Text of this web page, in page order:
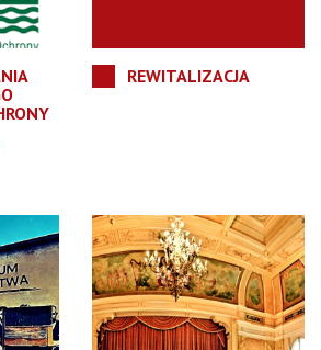
REWITALIZACJA